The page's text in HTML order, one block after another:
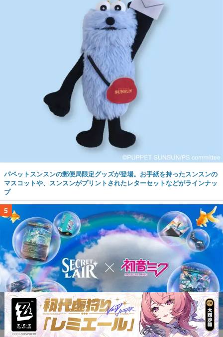
パペットスンスンの郵便局限定グッズが登場。お手紙を持ったスンスンの
マスコットや、スンスンがプリントされたレターセットなどがラインナッ
プ
5